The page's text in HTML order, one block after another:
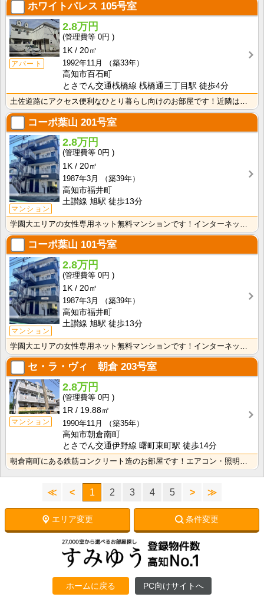
ホワイトパレス 105号室
アパート
2.8万円
0円
1K
20㎡
1992年11月
（築33年）
高知市百石町
とさでん交通桟橋線 桟橋通三丁目駅 徒歩4分
コーポ葉山 201号室
マンション
2.8万円
0円
1K
20㎡
1987年3月
（築39年）
高知市福井町
土讃線 旭駅 徒歩13分
コーポ葉山 101号室
マンション
2.8万円
0円
1K
20㎡
1987年3月
（築39年）
高知市福井町
土讃線 旭駅 徒歩13分
学園大エリアの女性専用ネット無料マンションです！インターネット月額接続使用無料なので、月々の生活費の･･･
セ・ラ・ヴィ 朝倉203号室
マンション
2.8万円
0円
1R
19.88㎡
1990年11月
（築35年）
高知市朝倉南町
とさでん交通伊野線 曙町東町駅 徒歩14分
朝倉南町にある鉄筋コンクリート造のお部屋です！エアコン・照明器具が付いて初期費用の節約になりますね！
≪ < 1 2 3 4 5 > ≫
エリア変更 条件変更
ホームに戻る PC向けサイトへ